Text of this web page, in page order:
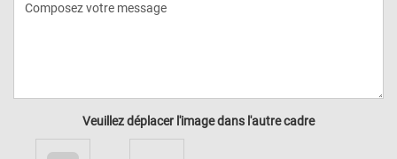
Veuillez déplacer l'image dans l'autre cadre